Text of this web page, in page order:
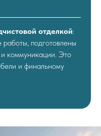
отделкой:
подготовлены
коммуникации. Это
и финальному